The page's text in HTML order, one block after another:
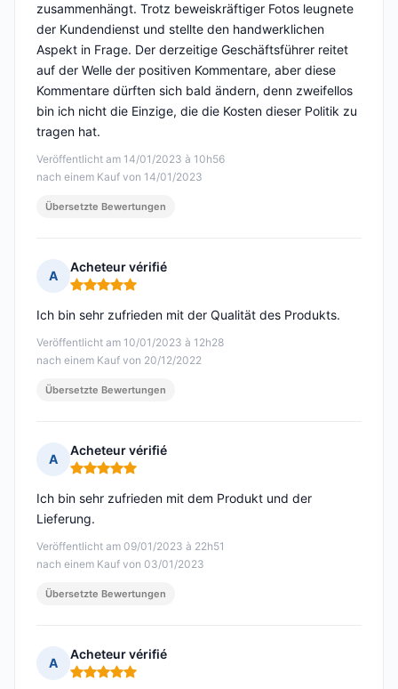
Veröffentlicht am 14/01/2023 à 10h56
nach einem Kauf von 14/01/2023
zusammenhängt. Trotz beweiskräftiger Fotos leugnete
der Kundendienst und stellte den handwerklichen
Aspekt in Frage. Der derzeitige Geschäftsführer reitet
auf der Welle der positiven Kommentare, aber diese
Kommentare dürften sich bald ändern, denn zweifellos
bin ich nicht die Einzige, die die Kosten dieser Politik zu
tragen hat.
Übersetzte Bewertungen
A
Acheteur vérifié
Hinweis: 5 von 5
Veröffentlicht am 10/01/2023 à 12h28
nach einem Kauf von 20/12/2022
Ich bin sehr zufrieden mit der Qualität des Produkts.
Übersetzte Bewertungen
A
Acheteur vérifié
Hinweis: 5 von 5
Veröffentlicht am 09/01/2023 à 22h51
nach einem Kauf von 03/01/2023
Ich bin sehr zufrieden mit dem Produkt und der
Lieferung.
Übersetzte Bewertungen
A
Acheteur vérifié
Hinweis: 5 von 5